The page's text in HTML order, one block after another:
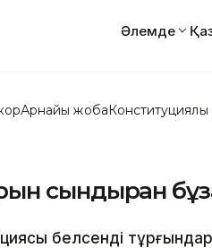
Әлемде
Арнайы жоба
сындырған
белсенді